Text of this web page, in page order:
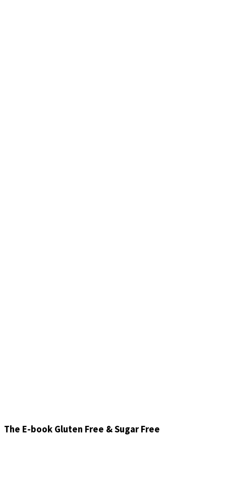
The E-book Gluten Free & Sugar Free